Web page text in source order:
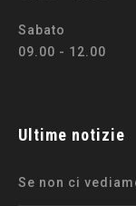
Sabato
09.00 - 12.00
Ultime notizie
Se non ci